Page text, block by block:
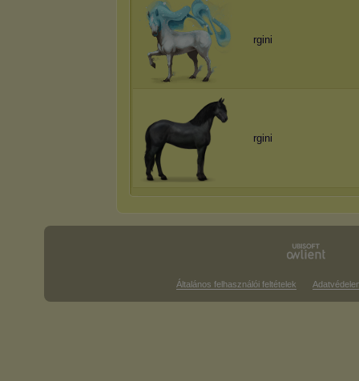
rgini
rgini
Általános felhasználói feltételek